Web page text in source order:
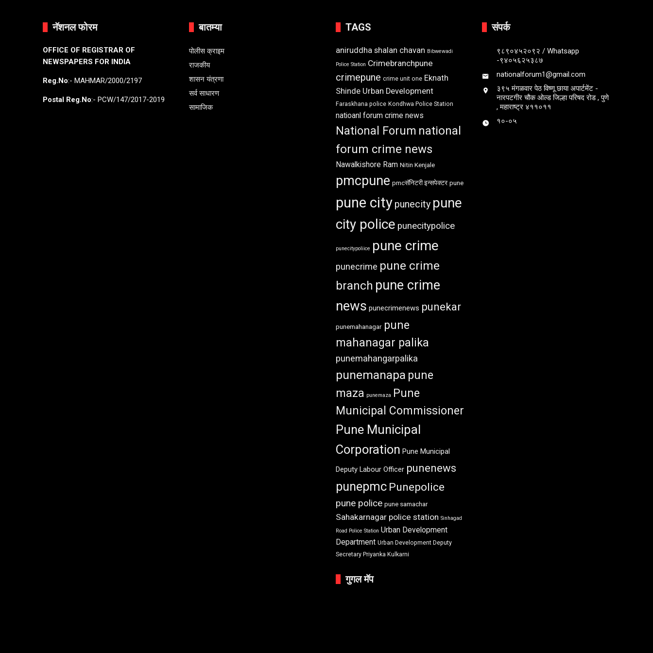
नॅशनल फोरम
OFFICE OF REGISTRAR OF
NEWSPAPERS FOR INDIA
Reg.No:- MAHMAR/2000/2197
Postal Reg.No:- PCW/147/2017-2019
बातम्या
पोलीस क्राइम
राजकीय
शासन यंत्रणा
सर्व साधारण
सामाजिक
TAGS
aniruddha shalan chavan Bibwewadi
Police Station Crimebranchpune
crimepune crime unit one Eknath
Shinde Urban Development
Faraskhana police Kondhwa Police Station
natioanl forum crime news
National Forum national
forum crime news
Nawalkishore Ram Nitin Kenjale
pmcpune pmcसॅनिटरी इन्सपेक्टर pune
pune city punecity pune
city police punecitypolice
punecitypoliice pune crime
punecrime pune crime
branch pune crime
news punecrimenews punekar
punemahanagar pune
mahanagar palika
punemahangarpalika
punemanapa pune
maza punemaza
Pune
Municipal Commissioner
Pune Municipal
Corporation Pune Municipal
Deputy Labour Officer punenews
punepmc Punepolice
pune police pune samachar
Sahakarnagar police station Sinhagad
Road Police Station Urban Development
Department Urban Development Deputy
Secretary Priyanka Kulkarni
गुगल मॅप
संपर्क
९८९०४५२०९२ / Whatsapp
-९४०५६२५३८७
nationalforum1@gmail.com
३९५ मंगळवार पेठ विष्णू छाया अपार्टमेंट -
नारपटगीर चौक ओल्ड जिल्हा परिषद रोड , पुणे
, महाराष्ट्र ४११०११
१०-०५